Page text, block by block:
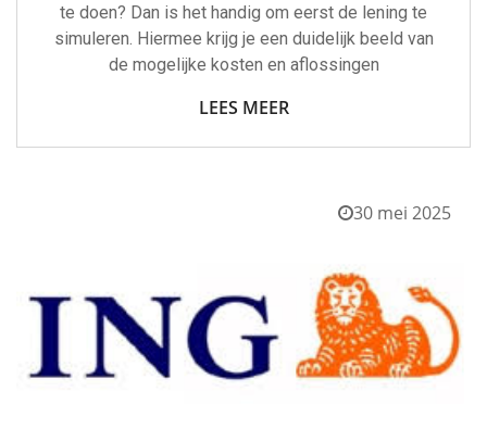
te doen? Dan is het handig om eerst de lening te
simuleren. Hiermee krijg je een duidelijk beeld van
de mogelijke kosten en aflossingen
LEES MEER
30 mei 2025